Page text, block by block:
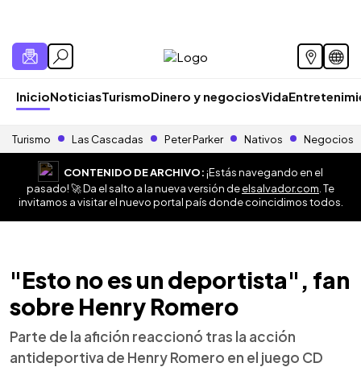
InicioNoticiasTurismoDinero y negociosVida
Turismo Las Cascadas Peter Parker Nativos Negocios
CONTENIDO DE ARCHIVO:¡Estás navegando en el
pasado! 🚀 Da el salto a la nueva versión deelsalvador.com . Te
invitamos a visitar el nuevo portal país donde coincidimos todos.
"Esto no es un deportista", fan
sobre Henry Romero
Parte de la afición reaccionó tras la acción
antideportiva de Henry Romero en el juego CD